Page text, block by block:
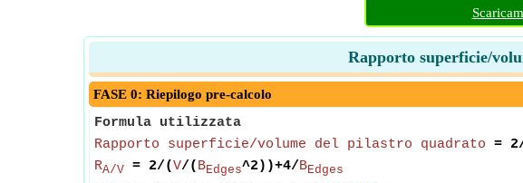
Rapporto superficie/
FASE 0: Riepilogo pre-calcolo
Formula utilizzata
Rapporto superficie/volume del pilastro quadrato =
RA/V = 2/(V/( BEdges^2))+4/BEdges